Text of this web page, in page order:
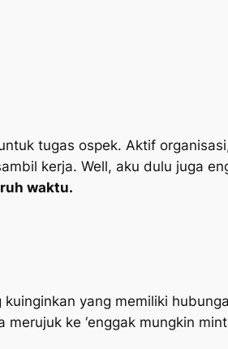
untuk tugas ospek. Aktif
kerja. Well, aku dulu juga
waktu.
yang memiliki
merujuk ke ‘enggak mungkin